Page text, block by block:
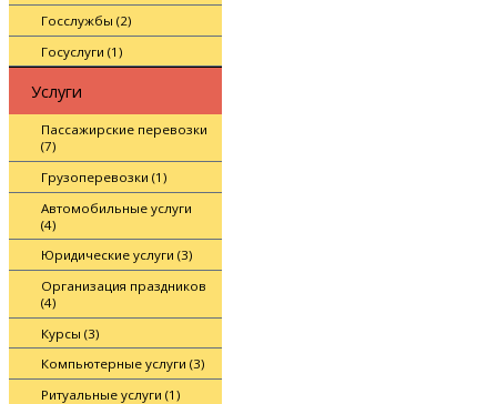
Госслужбы (2)
Госуслуги (1)
Услуги
Пассажирские перевозки
(7)
Грузоперевозки (1)
Автомобильные услуги
(4)
Юридические услуги (3)
Организация праздников
(4)
Курсы (3)
Компьютерные услуги (3)
Ритуальные услуги (1)